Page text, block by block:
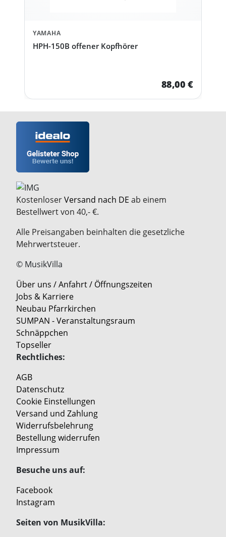
YAMAHA
HPH-150B offener Kopfhörer
88,00 €
KostenloserVersand nach DE ab einem
Bestellwert von 40,- €.
Alle Preisangaben beinhalten die gesetzliche
Mehrwertsteuer.
© MusikVilla
Über uns / Anfahrt / Öffnungszeiten
Jobs & Karriere
Neubau Pfarrkirchen
SUMPAN - Veranstaltungsraum
Schnäppchen
Topseller
Rechtliches:
AGB
Datenschutz
Cookie Einstellungen
Versand und Zahlung
Widerrufsbelehrung
Bestellung widerrufen
Impressum
Besuche uns auf:
Facebook
Instagram
Seiten von MusikVilla: